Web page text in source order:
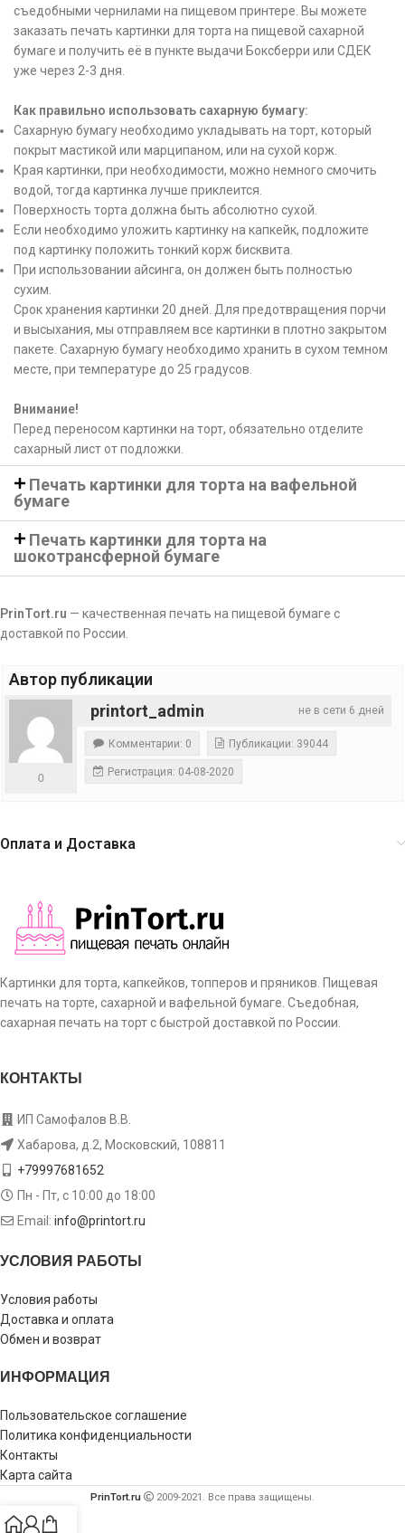
съедобными чернилами на пищевом принтере. Вы можете
заказать печать картинки для торта на пищевой сахарной
бумаге и получить её в пункте выдачи Боксберри или СДЕК
уже через 2-3 дня.
Как правильно использовать сахарную бумагу:
Сахарную бумагу необходимо укладывать на торт, который
покрыт мастикой или марципаном, или на сухой корж.
Края картинки, при необходимости, можно немного смочить
водой, тогда картинка лучше приклеится.
Поверхность торта должна быть абсолютно сухой.
Если необходимо уложить картинку на капкейк, подложите
под картинку положить тонкий корж бисквита.
При использовании айсинга, он должен быть полностью
сухим.
Срок хранения картинки 20 дней. Для предотвращения порчи
и высыхания, мы отправляем все картинки в плотно закрытом
пакете. Сахарную бумагу необходимо хранить в сухом темном
месте, при температуре до 25 градусов.
Внимание!
Перед переносом картинки на торт, обязательно отделите
сахарный лист от подложки.
Печать картинки для торта на вафельной
бумаге
Печать картинки для торта на
шокотрансферной бумаге
PrinTort.ru — качественная печать на пищевой бумаге с
доставкой по России.
Автор публикации
не в сети 6 дней
printort_admin
0
Комментарии: 0 Публикации: 39044
Регистрация: 04-08-2020
Оплата и Доставка
Картинки для торта, капкейков, топперов и пряников. Пищевая
печать на торте, сахарной и вафельной бумаге. Съедобная,
сахарная печать на торт с быстрой доставкой по России.
КОНТАКТЫ
ИП Самофалов В.В.
Хабарова, д.2, Московский, 108811
+79997681652
Пн - Пт, с 10:00 до 18:00
Email: info@printort.ru
УСЛОВИЯ РАБОТЫ
Условия работы
Доставка и оплата
Обмен и возврат
ИНФОРМАЦИЯ
Пользовательское соглашение
Политика конфиденциальности
Контакты
Карта сайта
PrinTort.ru 2009-2021. Все права защищены.